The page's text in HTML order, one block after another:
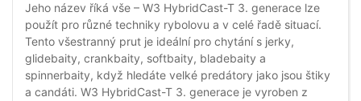
Jeho název říká vše – W3 HybridCast-T 3. generace lze
použít pro různé techniky rybolovu a v celé řadě situací.
Tento všestranný prut je ideální pro chytání s jerky,
glidebaity, crankbaity, softbaity, bladebaity a
spinnerbaity, když hledáte velké predátory jako jsou štiky
a candáti. W3 HybridCast-T 3. generace je vyroben z